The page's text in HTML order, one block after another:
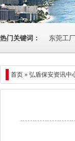
热门关键词： 东莞工
首页 » 弘盾保安资讯中